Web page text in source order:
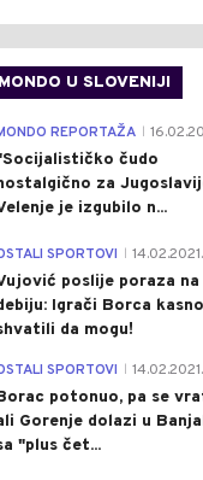
MONDO U SLOVENIJI
REPORTAŽA
čudo
za
je izgubilo n...
SPORTOVI 14.02.2021.
poslije poraza na
Igrači Borca kasno
da mogu!
SPORTOVI 14.02.2021.
potonuo, pa se
Gorenje dolazi u
"plus čet...